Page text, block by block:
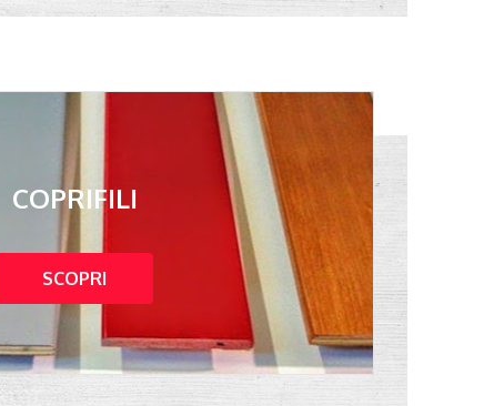
COPRIFILI
SCOPRI